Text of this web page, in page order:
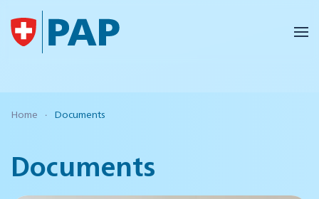
Accéder au contenu principal
Home Documents
Documents